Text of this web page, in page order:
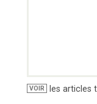
VOIR les articles